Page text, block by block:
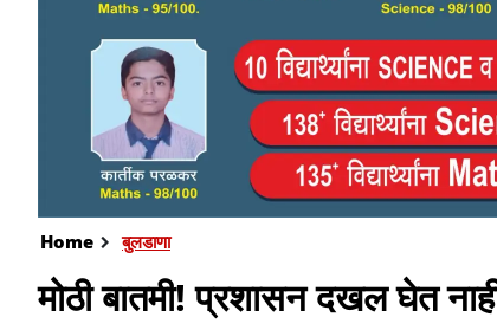
Home बुलडाणा
मोठी बातमी! प्रशासन दखल घेत